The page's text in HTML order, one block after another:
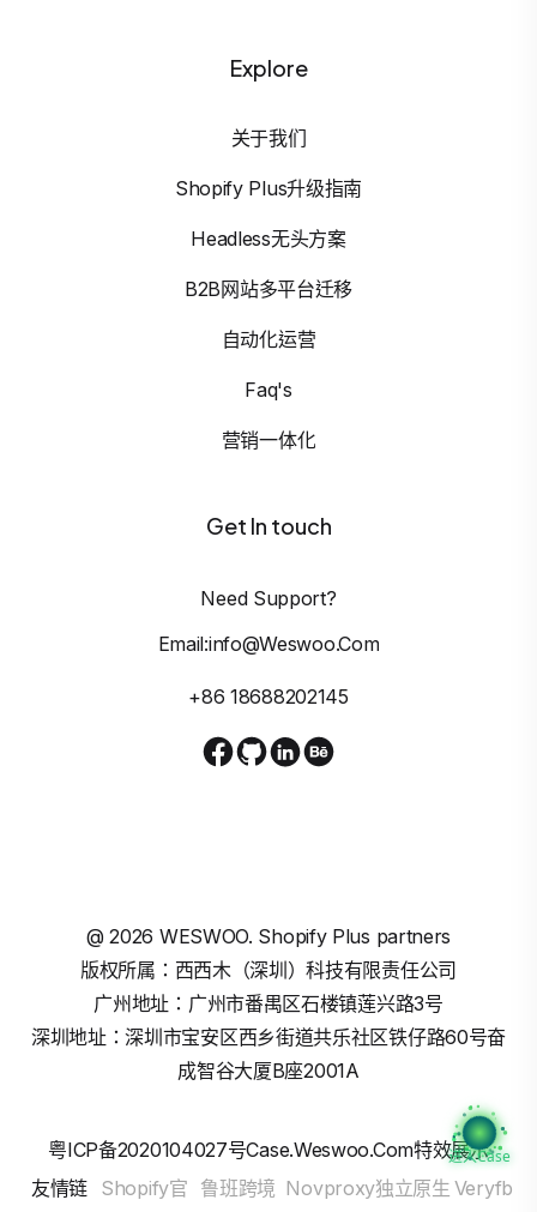
进入Case
Explore
关于我们
Shopify Plus升级指南
Headless无头方案
B2B网站多平台迁移
自动化运营
Faq's
营销一体化
Get In touch
Need Support?
Email:info@weswoo.com
+86 18688202145
@2026 WESWOO. Shopify Plus partners
版权所属：西西木（深圳）科技有限责任公司
广州地址：广州市番禺区石楼镇莲兴路3号
深圳地址：深圳市宝安区西乡街道共乐社区铁仔路60号奋
成智谷大厦B座2001A
粤ICP备2020104027号Case.weswoo.com特效展示
友情链 Shopify官 鲁班跨境 Novproxy独立原生 Veryfb